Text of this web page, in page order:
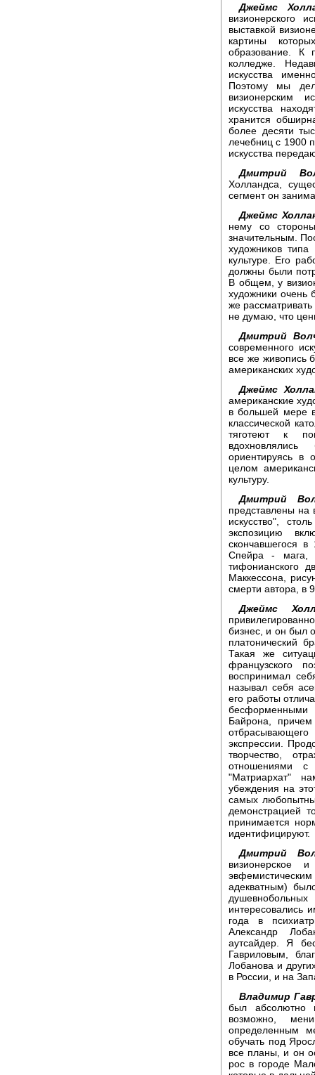
Джеймс
визионерского
выставкой
картины
образование. К
колледже.
искусства
Поэтому мы
визионерским
искусства
хранится
более десяти
лечебниц с 1900
искусства
Дмитрий
Холландса,
сегмент он
Джеймс
нему со
значительным.
художников
культуре. Его
должны были
В общем, у
художники очень
же
не думаю, что
Дмитрий
современного
все же живопись
американских
Джеймс
американские
в большей мере
классической
тяготеют к
ориентируясь в
целом
культуру.
Дмитрий
представлены на
искусство",
экспозицию
скончавшегося
Спейра - мага,
тифонианского
Маккессона,
смерти автора, в
Джеймс
бизнес, и он был
платонический
Такая же
французского
воспринимал
называл себя
его работы
Байрона,
экспрессии.
творчество,
отношениями
"Матриархат"
убеждения на
самых
демонстрацией
принимается
идентифицируют.
Дмитрий
визионерское
адекватным)
интересовались
года в
Александр
аутсайдер. Я
Гавриловым,
Лобанова и
в России, и на
Владимир
был абсолютно
возможно,
определенным
обучать под
все планы, и он
рос в городе